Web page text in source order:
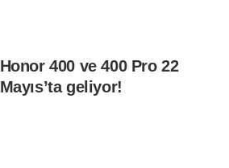
Honor 400 ve 400 Pro 22
Mayıs’ta geliyor!